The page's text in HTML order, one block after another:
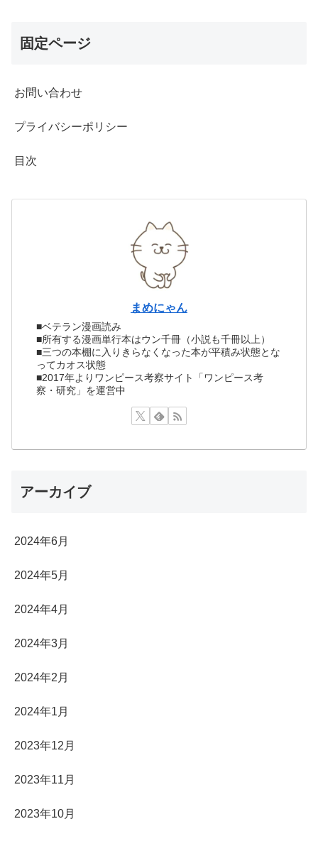
固定ページ
お問い合わせ
プライバシーポリシー
目次
まめにゃん
■ベテラン漫画読み
■所有する漫画単行本はウン千冊（小説も千冊以上）
■三つの本棚に入りきらなくなった本が平積み状態とな
ってカオス状態
■2017年よりワンピース考察サイト「ワンピース考
察・研究」を運営中
アーカイブ
2024年6月
2024年5月
2024年4月
2024年3月
2024年2月
2024年1月
2023年12月
2023年11月
2023年10月